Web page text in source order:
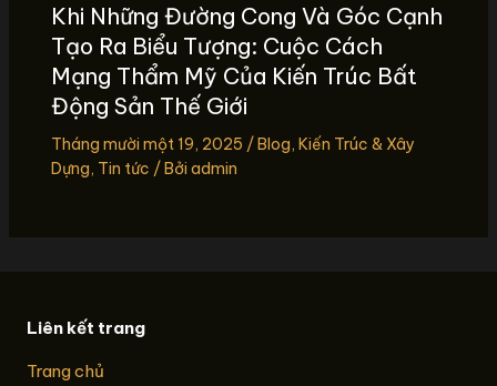
Khi Những Đường Cong Và Góc Cạnh
Tạo Ra Biểu Tượng: Cuộc Cách
Mạng Thẩm Mỹ Của Kiến Trúc Bất
Động Sản Thế Giới
Tháng mười một 19, 2025 /Blog, Kiến Trúc & Xây
Dựng, Tin tức / Bởi admin
Liên kết trang
Trang chủ